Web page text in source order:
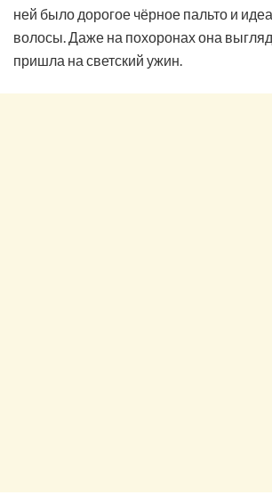
ней было дорогое чёрное пальто и
волосы. Даже на похоронах она
пришла на светский ужин.